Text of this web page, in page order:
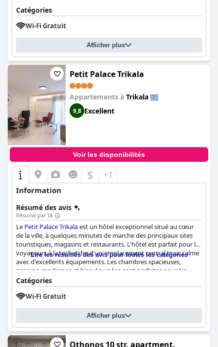
Catégories
Wi-Fi Gratuit
Afficher plus
Petit Palace Trikala
Appartements à Trikala
9,8 Excellent
Voir les disponibilités
$ +1
Information
Résumé des avis
Résumé par IA
Le Petit Palace Trikalaest un hôtel exceptionnel situé au cœur
de la ville, à quelques minutes de marche des principaux sites
touristiques, magasins et restaurants. L'hôtel est parfait pour les
voyageurs à la recherche d'un emplacement central mais calme
avec d'excellents équipements. Les chambres spacieuses,
propres, modernes et bien équipées sont parfaites pour les
familles et l'accent est mis sur la propreté. Le responsable du
nettoyage est considéré comme le meilleur et le personnel de
l'hôtel est félicité pour son service clientèle exceptionnel. M.
connaissant bien la ville. Les clients apprécient l'emplacement
pratique, l'excellente propreté et le personnel attentionné, ce
qui rend le séjour auPetit Palace Trikalaagréable et plaisant.
Lire les résumés des avis pour toutes les catégories
Catégories
Wi-Fi Gratuit
Afficher plus
Othonos 10 str. apartment.